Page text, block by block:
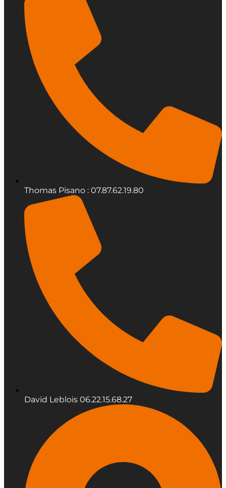
Thomas Pisano : 07.87.62.19.80
David Leblois 06.22.15.68.27